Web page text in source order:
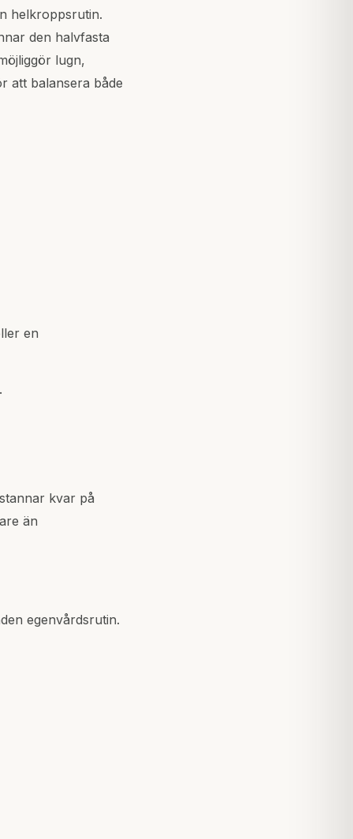
helkroppsrutin.
den halvfasta
lugn,
att balansera både
en
kvar på
än
egenvårdsrutin.